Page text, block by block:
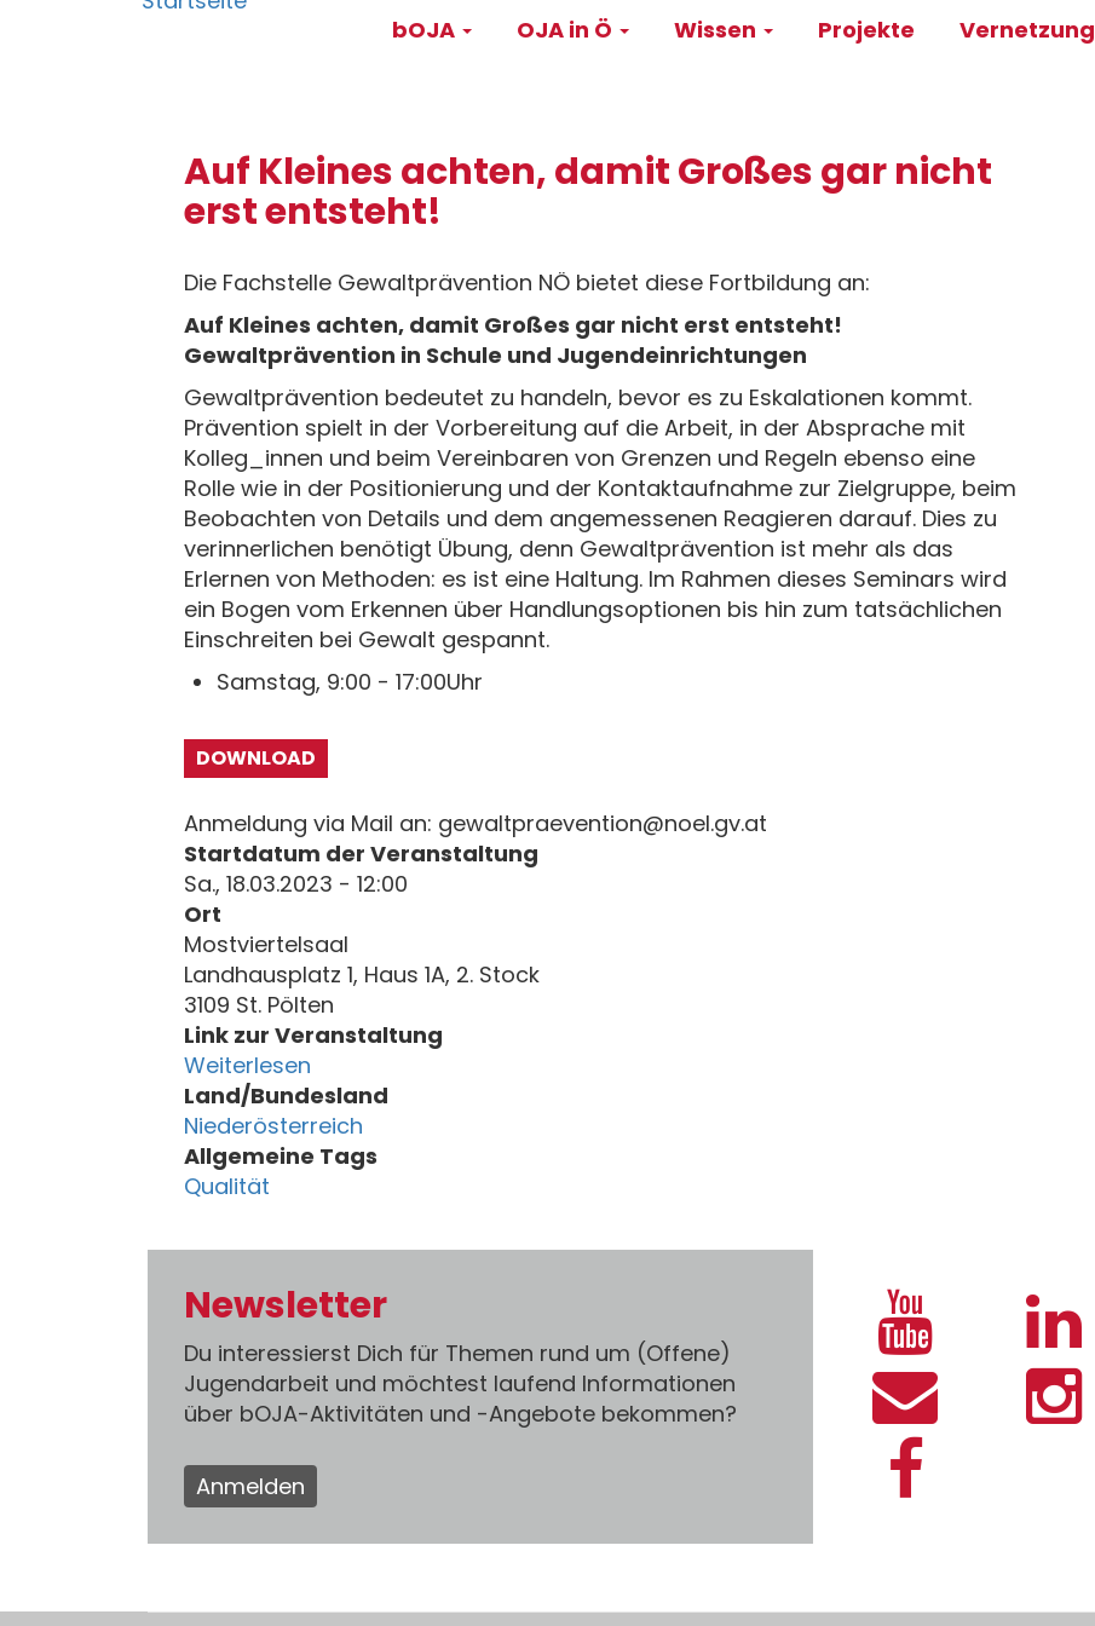
Main
bOJA OJA in Ö Wissen Projekte Vernetzung
Auf Kleines achten, damit Großes gar nicht
erst entsteht!
Die Fachstelle Gewaltprävention NÖ bietet diese Fortbildung an:
Auf Kleines achten, damit Großes gar nicht erst entsteht!
Gewaltprävention in Schule und Jugendeinrichtungen
Gewaltprävention bedeutet zu handeln, bevor es zu Eskalationen kommt.
Prävention spielt in der Vorbereitung auf die Arbeit, in der Absprache mit
Kolleg_innen und beim Vereinbaren von Grenzen und Regeln ebenso eine
Rolle wie in der Positionierung und der Kontaktaufnahme zur Zielgruppe, beim
Beobachten von Details und dem angemessenen Reagieren darauf. Dies zu
verinnerlichen benötigt Übung, denn Gewaltprävention ist mehr als das
Erlernen von Methoden: es ist eine Haltung. Im Rahmen dieses Seminars wird
ein Bogen vom Erkennen über Handlungsoptionen bis hin zum tatsächlichen
Einschreiten bei Gewalt gespannt.
Samstag, 9:00 - 17:00Uhr
DOWNLOAD
Anmeldung via Mail an: gewaltpraevention@noel.gv.at
Startdatum der Veranstaltung
Sa., 18.03.2023 - 12:00
Ort
Mostviertelsaal
Landhausplatz 1, Haus 1A, 2. Stock
3109 St. Pölten
Link zur Veranstaltung
Weiterlesen
Land/Bundesland
Niederösterreich
Allgemeine Tags
Qualität
Newsletter
Du interessierst Dich für Themen rund um (Offene)
Jugendarbeit und möchtest laufend Informationen
über bOJA-Aktivitäten und -Angebote bekommen?
Anmelden